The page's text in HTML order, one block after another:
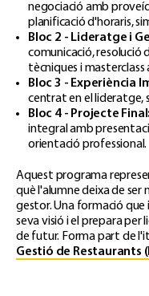
negociació amb
planificació d'horaris,
Bloc 2 - Lideratge i
comunicació, resolució
tècniques i
Bloc 3 - Experiència
centrat en el lideratge,
Bloc 4 - Projecte Final:
integral amb
orientació professional.
Aquest programa
què l'alumne deixa de
gestor. Una formació que
seva visió i el prepara
de futur. Forma part de
Gestió de Restaurants